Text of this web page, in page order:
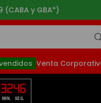
y GBA*)
Venta
32
MIN.
44
SEG.